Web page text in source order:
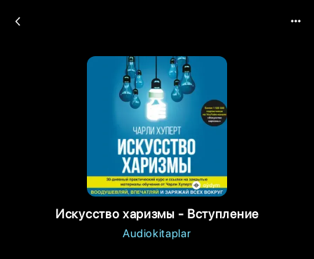
Искусство харизмы - Вступление
Audiokitaplar